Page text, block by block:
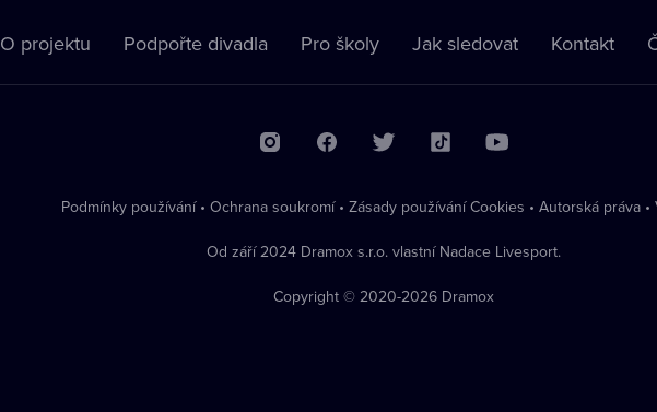
O projektu Podpořte divadla Pro školy Jak sledovat Kontakt
Podmínky používání • Ochrana soukromí • Zásady používání Cookies • Autorská práva •
Od září 2024 Dramox s.r.o. vlastní Nadace Livesport.
Copyright © 2020-2026 Dramox